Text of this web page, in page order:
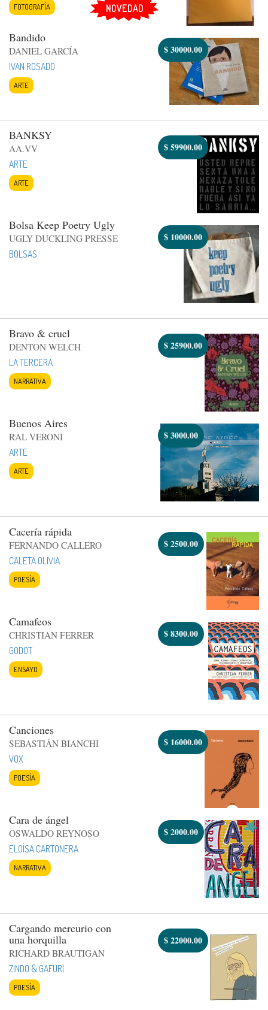
FOTOGRAFÍA NOVEDAD
Bandido
DANIEL GARCÍA
IVAN ROSADO
ARTE
$30000.00
BANKSY
AA.VV
ARTE
ARTE
$59900.00
Bolsa Keep Poetry Ugly
UGLY DUCKLING PRESSE
BOLSAS
$ 10000.00
Bravo & cruel
DENTON WELCH
LA TERCERA
NARRATIVA
$25900.00
Buenos Aires
RAL VERONI
ARTE
ARTE
$3000.00
Cacería rápida
FERNANDO CALLERO
CALETA OLIVIA
POESÍA
$2500.00
Camafeos
CHRISTIAN FERRER
GODOT
ENSAYO
$8300.00
Canciones
SEBASTIÁN BIANCHI
VOX
POESÍA
$ 16000.00
Cara de ángel
OSWALDO REYNOSO
ELOÍSA CARTONERA
NARRATIVA
$2000.00
Cargando mercurio con
una horquilla
RICHARD BRAUTIGAN
ZINDO & GAFURI
POESÍA
$22000.00